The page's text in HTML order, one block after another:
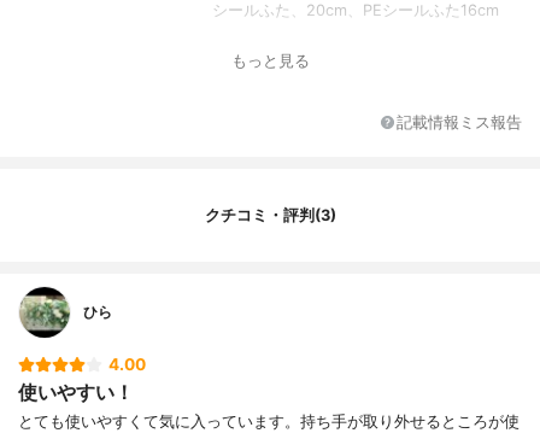
シールふた、20cm、PEシールふた16cm
なべ26cm、なべ20cm、なべ16cm、シリコ
た20cm、シリコン縁ガラスふた16cm、PE
シールふた、20cm、PEシールふた16cm
g、なべ16cm 419g、ガラスふた26cm 670
材質
取っ手素材
テンレス鋼、シリコン樹脂
もっと見る
記載情報ミス報告
クチコミ・評判(3)
ひら
4.00
使いやすい！
とても使いやすくて気に入っています。持ち手が取り外せるところが使